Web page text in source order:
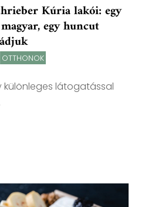
Kúria lakói: egy
egy huncut
OTTHONOK
különleges látogatással